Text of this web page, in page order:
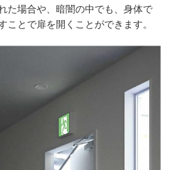
た場合や、暗闇の中でも、身体で
ことで扉を開くことができます。